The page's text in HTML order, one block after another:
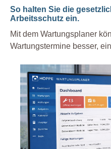
So halten Sie die
Arbeitsschutz ein.
Mit dem Wartungsplaner
Wartungstermine besser,